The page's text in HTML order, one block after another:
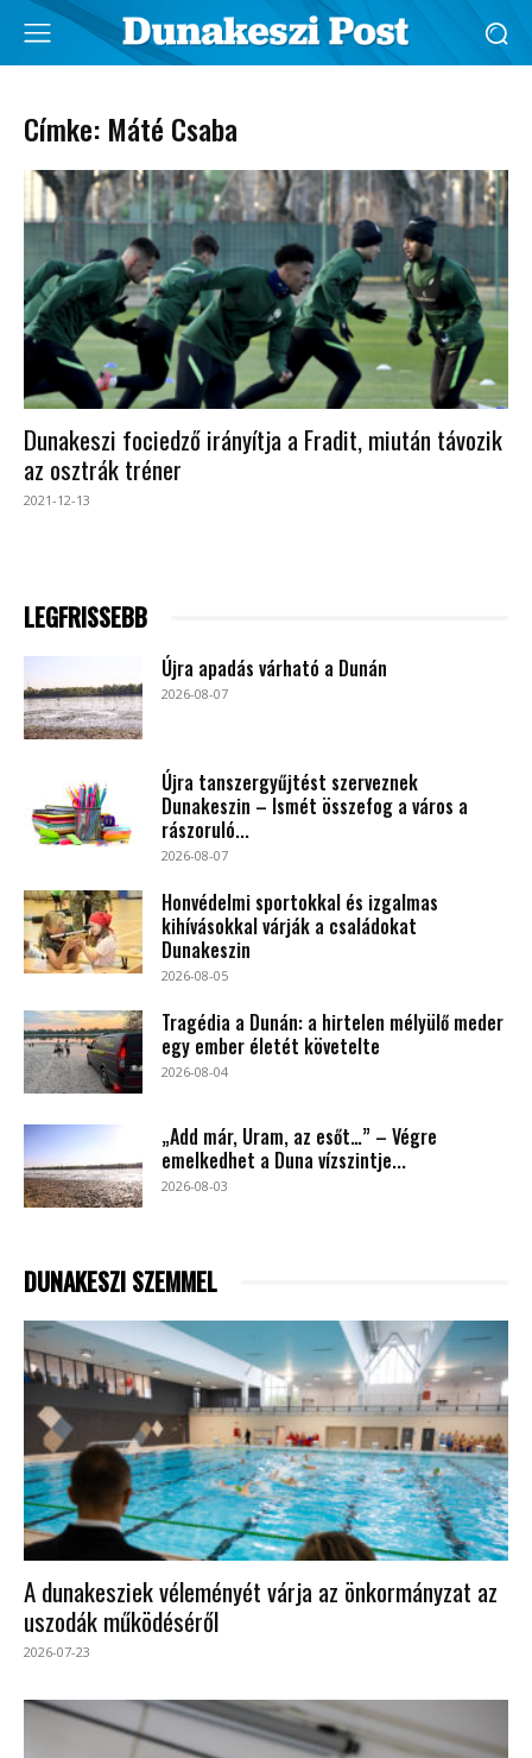
Címke: Máté Csaba
Dunakeszi fociedző irányítja a Fradit, miután távozik
az osztrák tréner
2021-12-13
LEGFRISSEBB
Újra apadás várható a Dunán
2026-08-07
Újra tanszergyűjtést szerveznek
Dunakeszin – Ismét összefog a város a
rászoruló...
2026-08-07
Honvédelmi sportokkal és izgalmas
kihívásokkal várják a családokat
Dunakeszin
2026-08-05
Tragédia a Dunán: a hirtelen mélyülő meder
egy ember életét követelte
2026-08-04
„Add már, Uram, az esőt…” – Végre
emelkedhet a Duna vízszintje...
2026-08-03
DUNAKESZI SZEMMEL
A dunakesziek véleményét várja az önkormányzat az
uszodák működéséről
2026-07-23